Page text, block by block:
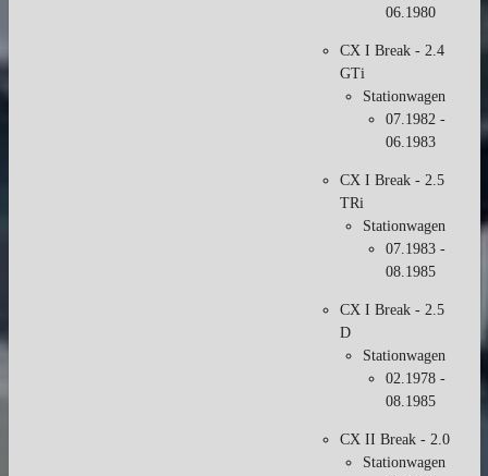
06.1980
CX I Break - 2.4
GTi
Stationwagen
07.1982 -
06.1983
CX I Break - 2.5
TRi
Stationwagen
07.1983 -
08.1985
CX I Break - 2.5
D
Stationwagen
02.1978 -
08.1985
CX II Break - 2.0
Stationwagen